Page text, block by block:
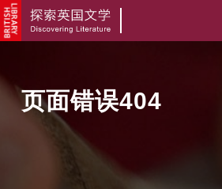
页面错误404